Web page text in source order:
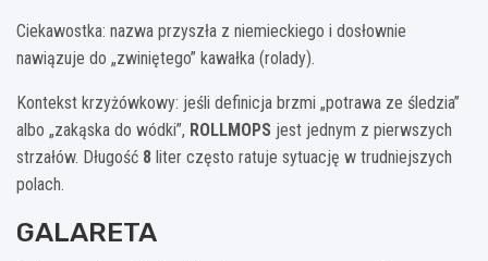
Ciekawostka: nazwa przyszła z niemieckiego i dosłownie
nawiązuje do „zwiniętego” kawałka (rolady).
Kontekst krzyżówkowy: jeśli definicja brzmi „potrawa ze śledzia”
albo „zakąska do wódki”, ROLLMOPS jest jednym z pierwszych
strzałów. Długość 8 liter często ratuje sytuację w trudniejszych
polach.
GALARETA